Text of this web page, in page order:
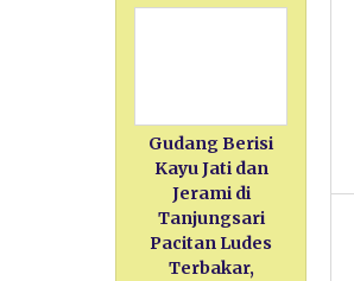
Gudang Berisi
Kayu Jati dan
Jerami di
Tanjungsari
Pacitan Ludes
Terbakar,